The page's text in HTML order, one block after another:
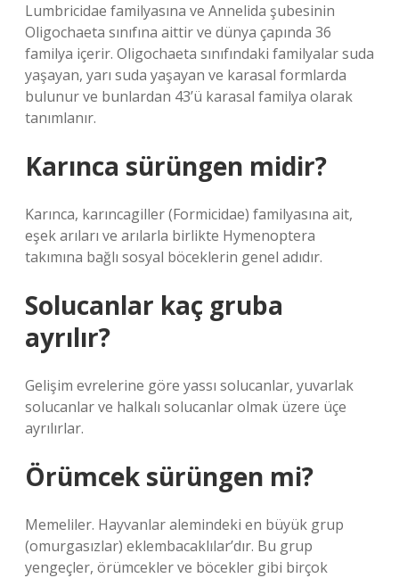
Lumbricidae familyasına ve Annelida şubesinin
Oligochaeta sınıfına aittir ve dünya çapında 36
familya içerir. Oligochaeta sınıfındaki familyalar suda
yaşayan, yarı suda yaşayan ve karasal formlarda
bulunur ve bunlardan 43’ü karasal familya olarak
tanımlanır.
Karınca sürüngen midir?
Karınca, karıncagiller (Formicidae) familyasına ait,
eşek arıları ve arılarla birlikte Hymenoptera
takımına bağlı sosyal böceklerin genel adıdır.
Solucanlar kaç gruba
ayrılır?
Gelişim evrelerine göre yassı solucanlar, yuvarlak
solucanlar ve halkalı solucanlar olmak üzere üçe
ayrılırlar.
Örümcek sürüngen mi?
Memeliler. Hayvanlar alemindeki en büyük grup
(omurgasızlar) eklembacaklılar’dır. Bu grup
yengeçler, örümcekler ve böcekler gibi birçok